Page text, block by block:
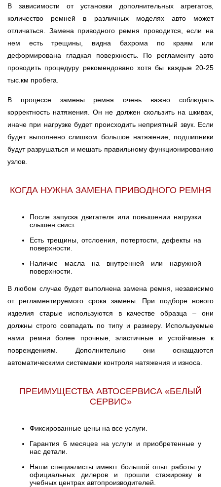
В зависимости от установки дополнительных агрегатов,
количество ремней в различных моделях авто может
отличаться. Замена приводного ремня проводится, если на
нем есть трещины, видна бахрома по краям или
деформирована гладкая поверхность. По регламенту авто
проводить процедуру рекомендовано хотя бы каждые 20-25
тыс.км пробега.
В процессе замены ремня очень важно соблюдать
корректность натяжения. Он не должен скользить на шкивах,
иначе при нагрузке будет происходить неприятный звук. Если
будет выполнено слишком большое натяжение, подшипники
будут разрушаться и мешать правильному функционированию
узлов.
КОГДА НУЖНА ЗАМЕНА ПРИВОДНОГО РЕМНЯ
После запуска двигателя или повышении нагрузки
слышен свист.
Есть трещины, отслоения, потертости, дефекты на
поверхности.
Наличие масла на внутренней или наружной
поверхности.
В любом случае будет выполнена замена ремня, независимо
от регламентируемого срока замены. При подборе нового
изделия старые используются в качестве образца – они
должны строго совпадать по типу и размеру. Используемые
нами ремни более прочные, эластичные и устойчивые к
повреждениям. Дополнительно они оснащаются
автоматическими системами контроля натяжения и износа.
ПРЕИМУЩЕСТВА АВТОСЕРВИСА «БЕЛЫЙ
СЕРВИС»
Фиксированные цены на все услуги.
Гарантия 6 месяцев на услуги и приобретенные у
нас детали.
Наши специалисты имеют большой опыт работы у
официальных дилеров и прошли стажировку в
учебных центрах автопроизводителей.